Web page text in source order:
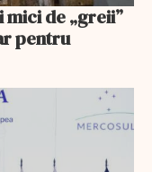
mici de „greii”
pentru